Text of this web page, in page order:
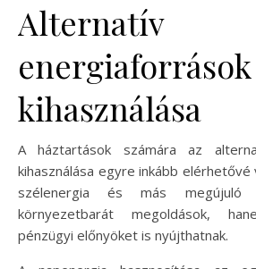
Alternatív
energiaforrások
kihasználása
A háztartások számára az
kihasználása egyre inkább elérhetővé
szélenergia és más megújuló
környezetbarát megoldások,
pénzügyi előnyöket is nyújthatnak.